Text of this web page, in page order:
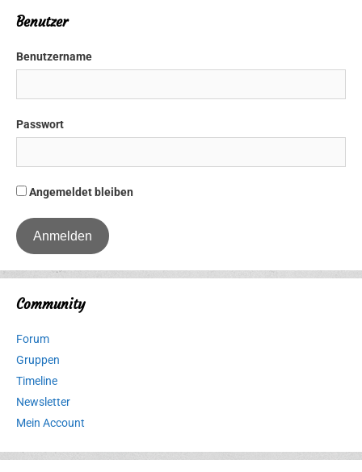
Benutzer
Benutzername
Passwort
Angemeldet bleiben
Community
Forum
Gruppen
Timeline
Newsletter
Mein Account